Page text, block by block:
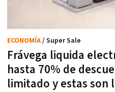
Frávega liquida
hasta 70% de
limitado y estas son
ECONOMÍA/ Super Sale